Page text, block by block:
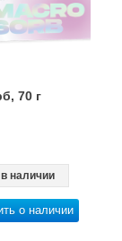
70 г
наличии
о наличии